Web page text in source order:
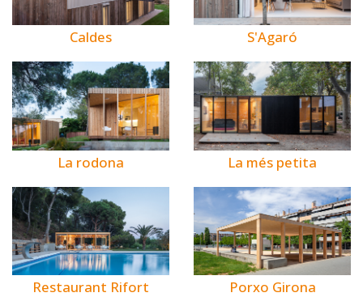
Caldes S'Agaró
La rodona La més petita
Restaurant Rifort Porxo Girona